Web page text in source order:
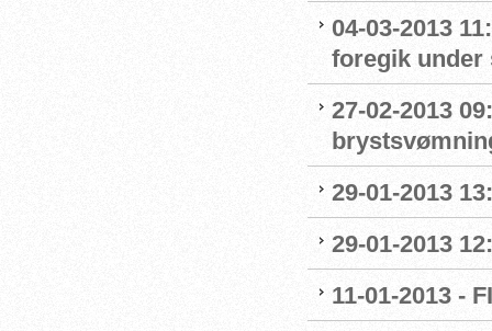
04-03-2013
foregik under
27-02-2013
29-01-2013
29-01-2013
11-01-2013 -